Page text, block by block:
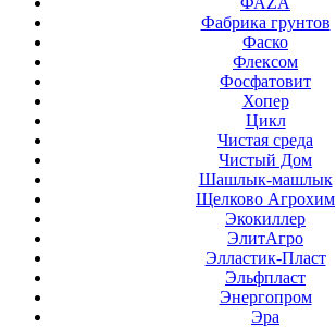
Фабрика грунтов
Фаско
Флексом
Фосфатовит
Хопер
Цикл
Чистая среда
Чистый Дом
Шашлык-машлык
Щелково Агрохим
Экокиллер
ЭлитАгро
Элластик-Пласт
Эльфпласт
Энергопром
Эра